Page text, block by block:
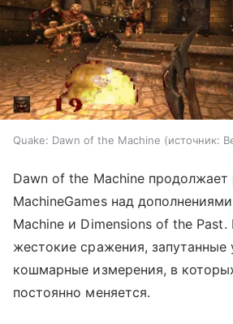
Quake: Dawn of the Machine источник:
Dawn of the Machine продолжает
MachineGames над
Machine и Dimensions of the
жестокие сражения, запутанные
кошмарные измерения, в
постоянно меняется.